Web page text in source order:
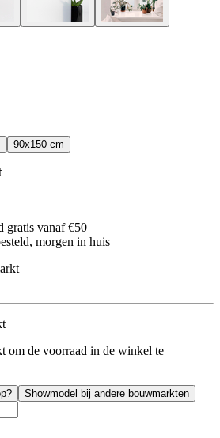
90x150 cm
gratis vanaf €50
morgen in huis
om de voorraad in de winkel te
Showmodel bij andere bouwmarkten